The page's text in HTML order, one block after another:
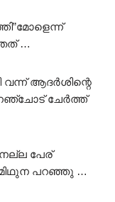
…
വന്ന് ആദർശിന്റെ
ചേർത്ത്
പേര്
മിഥുന പറഞ്ഞു …